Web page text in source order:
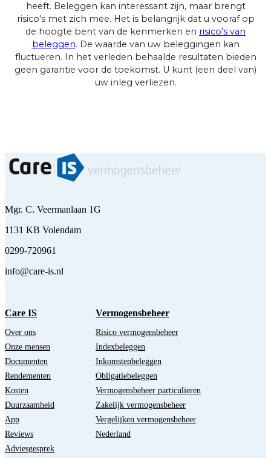
heeft. Beleggen kan interessant zijn, maar brengt
risico's met zich mee. Het is belangrijk dat u vooraf op
de hoogte bent van de kenmerken en risico's van
beleggen. De waarde van uw beleggingen kan
fluctueren. In het verleden behaalde resultaten bieden
geen garantie voor de toekomst. U kunt (een deel van)
uw inleg verliezen.
Mgr. C. Veermanlaan 1G
1131 KB Volendam
0299-720961
info@care-is.nl
Care IS
Over ons
Onze mensen
Documenten
Rendementen
Kosten
Duurzaamheid
App
Reviews
Adviesgesprek
Vermogensbeheer
Risico vermogensbeheer
Indexbeleggen
Inkomstenbeleggen
Obligatiebeleggen
Vermogensbeheer particulieren
Zakelijk vermogensbeheer
Vergelijken vermogensbeheer
Nederland